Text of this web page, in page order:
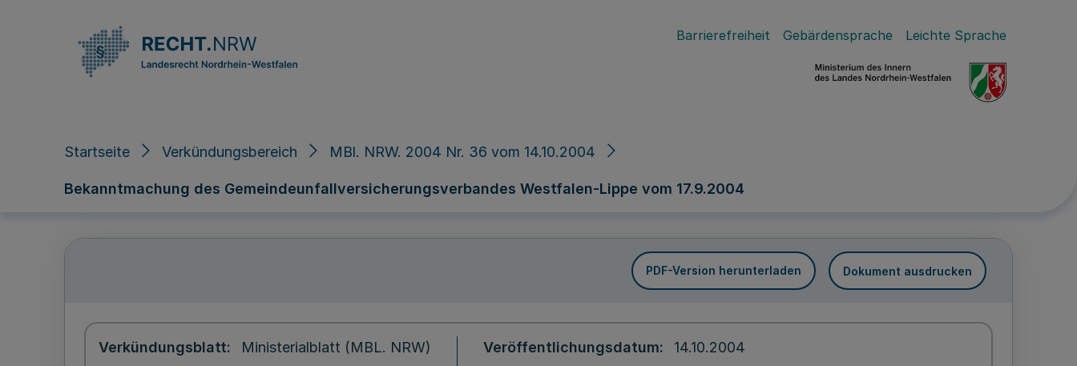
Barrierefreiheit Gebärdensprache Leichte Sprache
Startseite Verkündungsbereich MBl. NRW. 2004 Nr. 36 vom 14.10.2004
Bekanntmachung des Gemeindeunfallversicherungsverbandes Westfalen-Lippe vom 17.9.2004
PDF-Version herunterladen Dokument ausdrucken
Verkündungsblatt
Ministerialblatt (MBL. NRW)
Veröffentlichungsdatum
14.10.2004